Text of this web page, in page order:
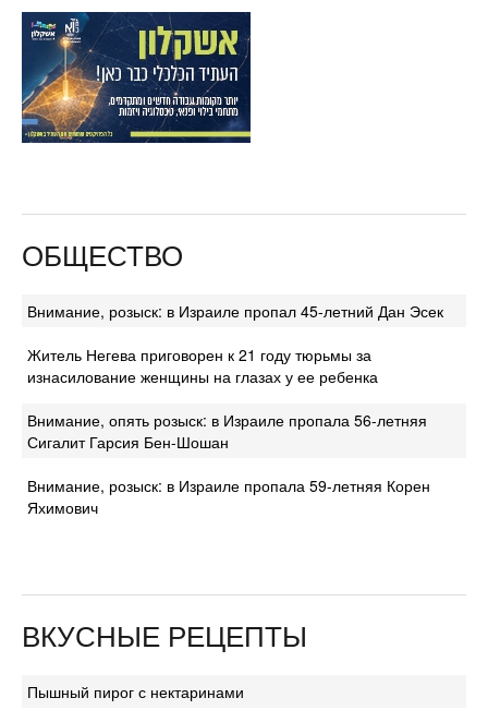
ОБЩЕСТВО
Внимание, розыск: в Израиле пропал 45-летний Дан Эсек
Житель Негева приговорен к 21 году тюрьмы за
изнасилование женщины на глазах у ее ребенка
Внимание, опять розыск: в Израиле пропала 56-летняя
Сигалит Гарсия Бен-Шошан
Внимание, розыск: в Израиле пропала 59-летняя Корен
Яхимович
ВКУСНЫЕ РЕЦЕПТЫ
Пышный пирог с нектаринами